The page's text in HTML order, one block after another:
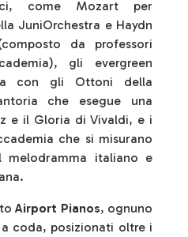
come Mozart per
JuniOrchestra e Haydn
da professori
gli evergreen
con gli Ottoni della
che esegue una
e il Gloria di Vivaldi, e i
che si misurano
italiano e
Airport Pianos, ognuno
coda, posizionati oltre i